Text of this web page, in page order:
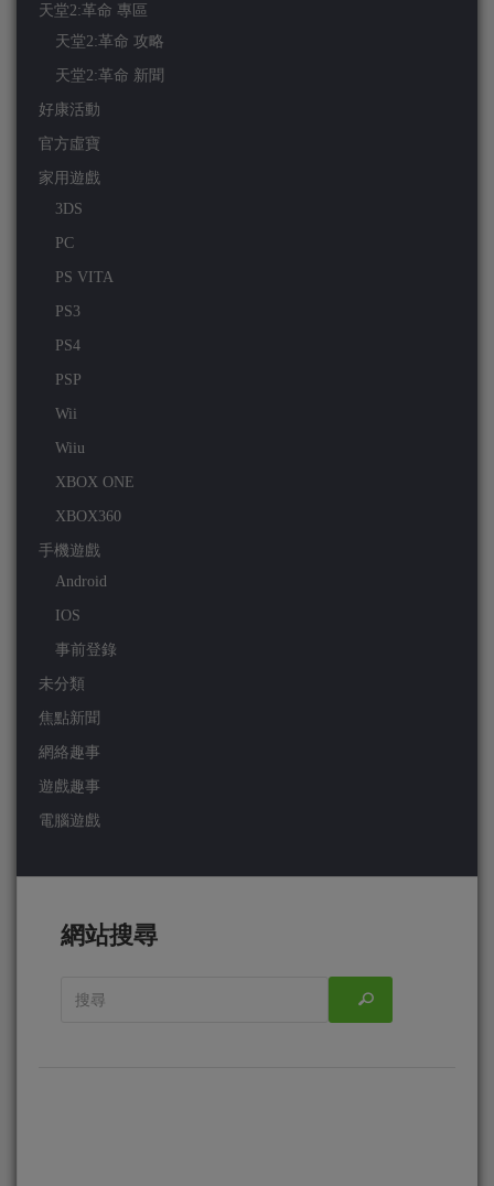
天堂2:革命 專區
天堂2:革命 攻略
天堂2:革命 新聞
好康活動
官方虛寶
家用遊戲
3DS
PC
PS VITA
PS3
PS4
PSP
Wii
Wiiu
XBOX ONE
XBOX360
手機遊戲
Android
IOS
事前登錄
未分類
焦點新聞
網絡趣事
遊戲趣事
電腦遊戲
網站搜尋